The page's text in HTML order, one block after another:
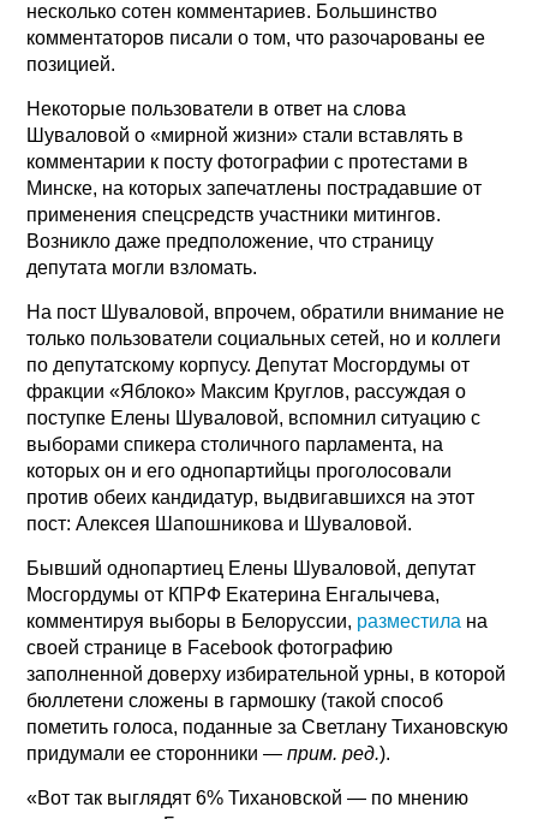
несколько сотен комментариев. Большинство
комментаторов писали о том, что разочарованы ее
позицией.
Некоторые пользователи в ответ на слова
Шуваловой о «мирной жизни» стали вставлять в
комментарии к посту фотографии с протестами в
Минске, на которых запечатлены пострадавшие от
применения спецсредств участники митингов.
Возникло даже предположение, что страницу
депутата могли взломать.
На пост Шуваловой, впрочем, обратили внимание не
только пользователи социальных сетей, но и коллеги
по депутатскому корпусу. Депутат Мосгордумы от
фракции «Яблоко» Максим Круглов, рассуждая о
поступке Елены Шуваловой, вспомнил ситуацию с
выборами спикера столичного парламента, на
которых он и его однопартийцы проголосовали
против обеих кандидатур, выдвигавшихся на этот
пост: Алексея Шапошникова и Шуваловой.
Бывший однопартиец Елены Шуваловой, депутат
Мосгордумы от КПРФ Екатерина Енгалычева,
комментируя выборы в Белоруссии, разместила на
своей странице в Facebook фотографию
заполненной доверху избирательной урны, в которой
бюллетени сложены в гармошку (такой способ
пометить голоса, поданные за Светлану Тихановскую
придумали ее сторонники —прим. ред.).
«Вот так выглядят 6% Тихановской — по мнению